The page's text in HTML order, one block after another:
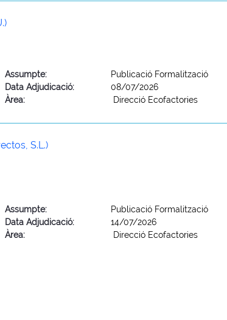
Assumpte:
Publicació Formalització
Data Adjudicació:
08/07/2026
Àrea: Direcció Ecofactories
S.L.)
Assumpte:
Publicació Formalització
Data Adjudicació:
14/07/2026
Àrea:
Direcció Ecofactories